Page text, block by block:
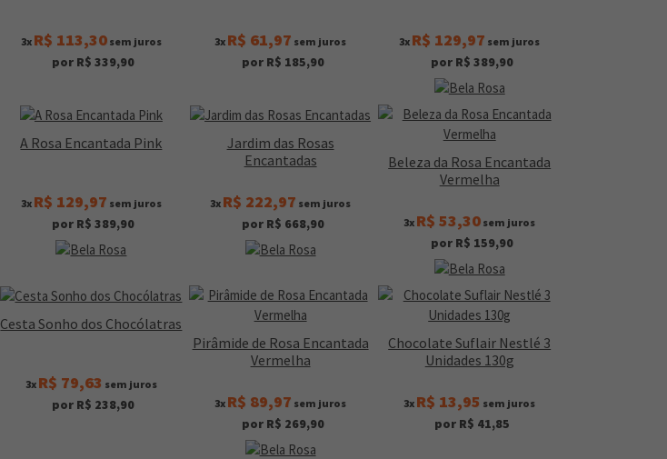
3x R$ 113,30sem juros
por R$ 339,90
3x R$ 61,97 sem juros
por R$ 185,90
3x R$ 129,97 sem juros
por R$ 389,90
A Rosa Encantada Pink
3x R$ 129,97 sem juros
por R$ 389,90
Jardim das Rosas
Encantadas
3x R$ 222,97 sem juros
por R$ 668,90
Beleza da Rosa Encantada
Vermelha
3x R$ 53,30 sem juros
por R$ 159,90
Cesta Sonho dos Chocólatras
3x R$ 79,63 sem juros
por R$ 238,90
Pirâmide de Rosa Encantada
Vermelha
3x R$ 89,97 sem juros
por R$ 269,90
Chocolate Suflair Nestlé 3
Unidades 130g
3x R$ 13,95 sem juros
por R$ 41,85